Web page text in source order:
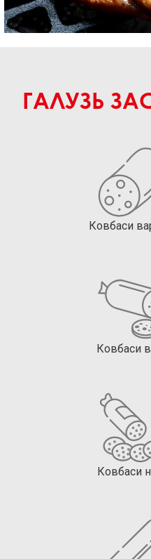
ГАЛУЗЬ
Ковбаси
Ковбаси
Ковбаси